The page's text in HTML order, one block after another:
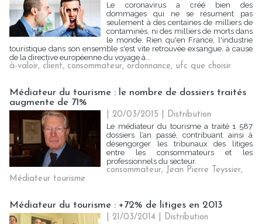
Le coronavirus a créé bien des
dommages qui ne se résument pas
seulement à des centaines de milliers de
contaminés, ni des milliers de morts dans
le monde. Rien qu'en France, l'industrie
touristique dans son ensemble s'est vite retrouvée exsangue, à cause
de la directive européenne du voyage à...
à-valoir, client, consommateur, ordonnance, ufc que choisir
Médiateur du tourisme : le nombre de dossiers traités
augmente de 71%
| 20/03/2015
Distribution
Le médiateur du tourisme a traité 1 587
dossiers l’an passé, contribuant ainsi à
désengorger les tribunaux des litiges
entre les consommateurs et les
professionnels du secteur.
consommateur, Jean Pierre Teyssier,
Médiateur tourisme
Médiateur du tourisme : +72% de litiges en 2013
| 21/03/2014
Distribution